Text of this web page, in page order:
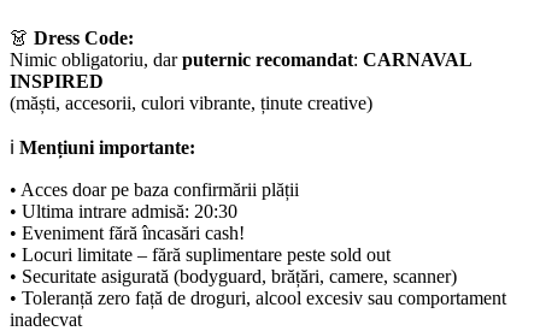
👗 Dress Code:
Nimic obligatoriu, darputernic recomandat: CARNAVAL
INSPIRED
(măști, accesorii, culori vibrante, ținute creative)
ℹ️ Mențiuni importante:
• Acces doar pe baza confirmării plății
• Ultima intrare admisă: 20:30
• Eveniment fără încasări cash!
• Locuri limitate – fără suplimentare peste sold out
• Securitate asigurată (bodyguard, brățări, camere, scanner)
• Toleranță zero față de droguri, alcool excesiv sau comportament
inadecvat